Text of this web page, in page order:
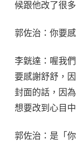
候跟他改了很多
郭佐治：你要
李皝達：喔我
要感謝舒舒，
封面的話，因
想要改到心目
郭佐治：是「